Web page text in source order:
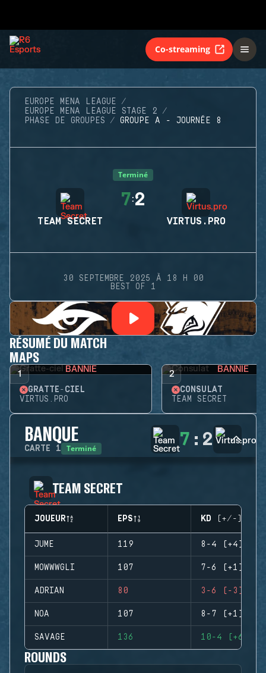
Co-streaming
EUROPE MENA LEAGUE
EUROPE MENA LEAGUE STAGE 2
PHASE DE GROUPES
GROUPE A - JOURNÉE 8
Terminé
TEAM SECRET
7:2
VIRTUS.PRO
30 SEPTEMBRE 2025 À 18 H 00
BEST OF 1
RÉSUMÉ DU MATCH
MAPS
1 BANNIE
GRATTE-CIEL
VIRTUS.PRO
2 BANNIE
CONSULAT
TEAM SECRET
BANQUE
CARTE 1 Terminé 7 : 2
TEAM SECRET
JOUEUR EPS KD (+/-)
JUME 119 8-4 (+4)
MOWWWGLI 107 7-6 (+1)
ADRIAN 80 3-6 (-3)
NOA 107 8-7 (+1)
SAVAGE 136 10-4 (+6)
ROUNDS